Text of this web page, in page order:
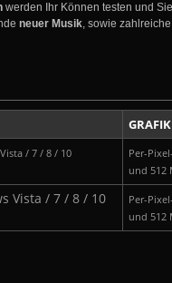
werden Ihr Können testen und
neuer Musik, sowie
GRAFIK
/ 7 / 8 / 10
Per-
und 512
Vista / 7 / 8 / 10
Per-
und 512